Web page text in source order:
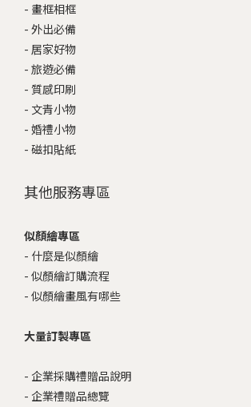
- 畫框相框
- 外出必備
- 居家好物
- 旅遊必備
- 質感印刷
- 文青小物
- 婚禮小物
- 磁扣貼紙
其他服務專區
似顏繪專區
- 什麼是似顏繪
- 似顏繪訂購流程
- 似顏繪畫風有哪些
大量訂製專區
- 企業採購禮贈品說明
- 企業禮贈品總覽